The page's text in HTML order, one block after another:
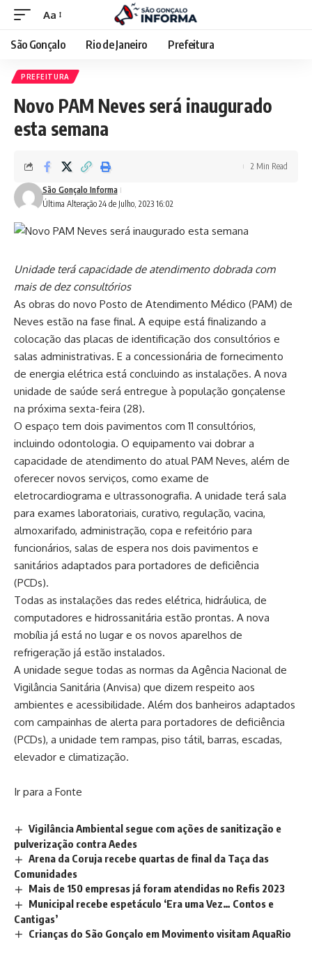
Aa
São Gonçalo Rio de Janeiro Prefeitura
PREFEITURA
Novo PAM Neves será inaugurado
esta semana
Última Alteração 24 de Julho, 2023 16:02
São Gonçalo Informa
2 Min Read
Unidade terá capacidade de atendimento dobrada com
mais de dez consultórios
As obras do novo Posto de Atendimento Médico (PAM) de
Neves estão na fase final. A equipe está finalizando a
colocação das placas de identificação dos consultórios e
salas administrativas. E a concessionária de fornecimento
de energia elétrica está concluindo as instalações. A nova
unidade de saúde será entregue à população gonçalense
na próxima sexta-feira (28).
O espaço tem dois pavimentos com 11 consultórios,
incluindo odontologia. O equipamento vai dobrar a
capacidade de atendimento do atual PAM Neves, além de
oferecer novos serviços, como exame de
eletrocardiograma e ultrassonografia. A unidade terá sala
para exames laboratoriais, curativo, regulação, vacina,
almoxarifado, administração, copa e refeitório para
funcionários, salas de espera nos dois pavimentos e
sanitários adaptados para portadores de deficiência
(PCDs).
Todas as instalações das redes elétrica, hidráulica, de
computadores e hidrossanitária estão prontas. A nova
mobília já está no lugar e os novos aparelhos de
refrigeração já estão instalados.
A unidade segue todas as normas da Agência Nacional de
Vigilância Sanitária (Anvisa) que dizem respeito aos
ambientes e acessibilidade. Além dos banheiros adaptados
com campainhas de alerta para portadores de deficiência
(PCDs), a unidade tem rampas, piso tátil, barras, escadas,
elevador e climatização.
Ir para a Fonte
Vigilância Ambiental segue com ações de sanitização e
pulverização contra Aedes
Arena da Coruja recebe quartas de final da Taça das
Comunidades
Mais de 150 empresas já foram atendidas no Refis 2023
Municipal recebe espetáculo ‘Era uma Vez… Contos e
Cantigas’
Crianças do São Gonçalo em Movimento visitam AquaRio